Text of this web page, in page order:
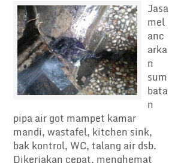
Jasa
mel
anc
arka
n
sum
bata
n
pipa air got mampet kamar
mandi, wastafel, kitchen sink,
bak kontrol, WC, talang air dsb.
Dikerjakan cepat, menghemat